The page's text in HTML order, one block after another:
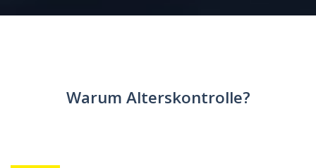
Warum Alterskontrolle?